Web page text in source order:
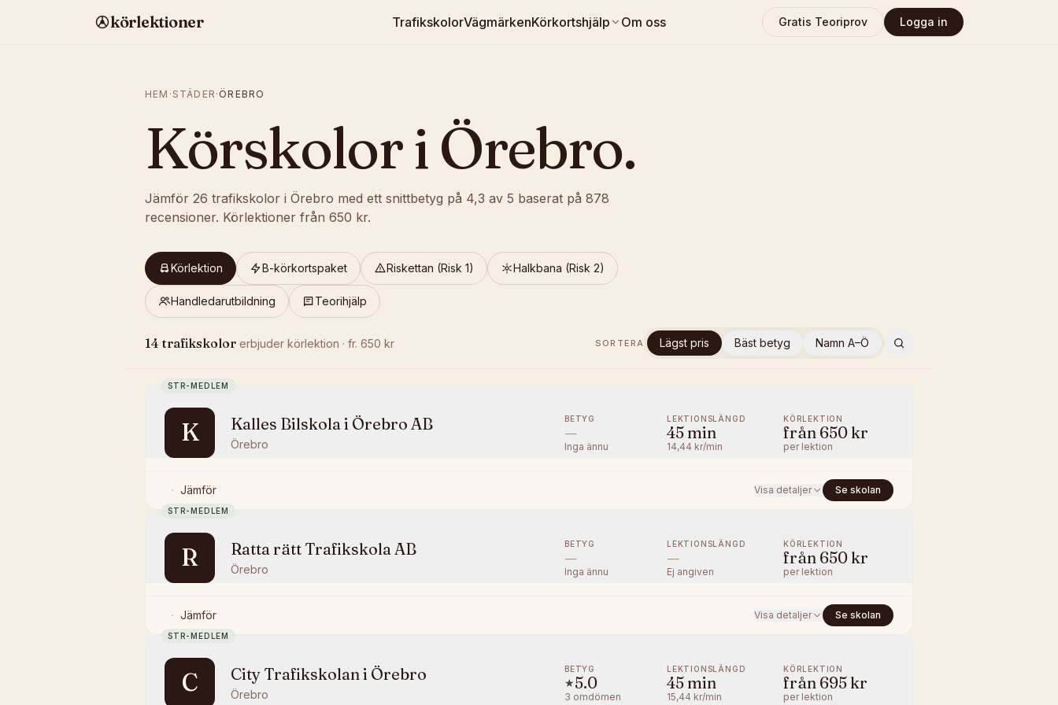
körlektioner TrafikskolorVägmärkenKörkortshjälp Om oss Gratis Teoriprov Logga in
HEM · STÄDER · ÖREBRO
Körskolor iÖrebro.
Jämför 26 trafikskolor i Örebro med ett snittbetyg på 4,3 av 5 baserat på 878
recensioner. Körlektioner från 650 kr.
Körlektion B-körkortspaket Riskettan (Risk 1) Halkbana (Risk 2)
Handledarutbildning Teorihjälp
14 trafikskolor erbjuder körlektion · fr. 650 kr SORTERA Lägst pris Bäst betyg Namn A–Ö
STR-MEDLEM
K Kalles Bilskola i Örebro AB
Örebro
BETYG
—
Inga ännu
LEKTIONSLÄNGD
45min
14,44 kr/min
KÖRLEKTION
från 650 kr
per lektion
Jämför Visa detaljer Se skolan
STR-MEDLEM
R Ratta rätt Trafikskola AB
Örebro
BETYG
—
Inga ännu
LEKTIONSLÄNGD
—
Ej angiven
KÖRLEKTION
från 650 kr
per lektion
Jämför Visa detaljer Se skolan
STR-MEDLEM
C City Trafikskolan i Örebro
Örebro
BETYG
★5.0
3 omdömen
LEKTIONSLÄNGD
45min
15,44 kr/min
KÖRLEKTION
från 695 kr
per lektion